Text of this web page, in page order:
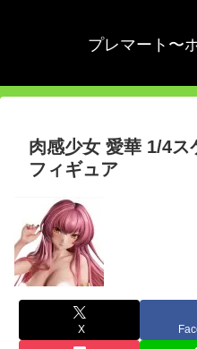
プレマート〜
肉感少女 愛華 1/4ス
フィギュア
X